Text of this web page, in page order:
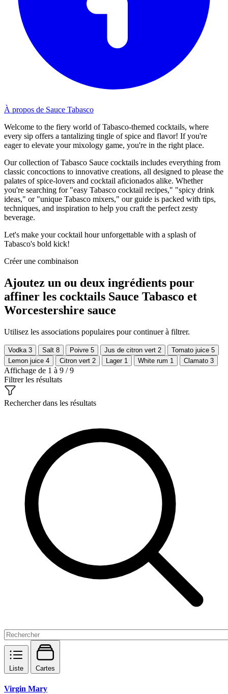
À propos de Sauce Tabasco
Welcome to the fiery world of Tabasco-themed cocktails, where
every sip offers a tantalizing tingle of spice and flavor! If you're
eager to elevate your mixology game, you're in the right place.
Our collection of Tabasco Sauce cocktails includes everything from
classic concoctions to innovative creations, all designed to please the
palates of spice-lovers and cocktail aficionados alike. Whether
you're searching for "easy Tabasco cocktail recipes," "spicy drink
ideas," or "unique Tabasco mixers," our guide is packed with tips,
techniques, and inspiration to help you craft the perfect zesty
beverage.
Let's make your cocktail hour unforgettable with a splash of
Tabasco's bold kick!
Créer une combinaison
Ajoutez un ou deux ingrédients pour
affiner les cocktails Sauce Tabasco et
Worcestershire sauce
Utilisez les associations populaires pour continuer à filtrer.
Vodka 3 Salt 8 Poivre 5 Jus de citron vert 2 Tomato juice 5
Lemon juice 4 Citron vert 2 Lager 1 White rum 1 Clamato 3
Affichage de 1 à 9 / 9
Filtrer les résultats
Rechercher dans les résultats
Liste Cartes
Virgin Mary